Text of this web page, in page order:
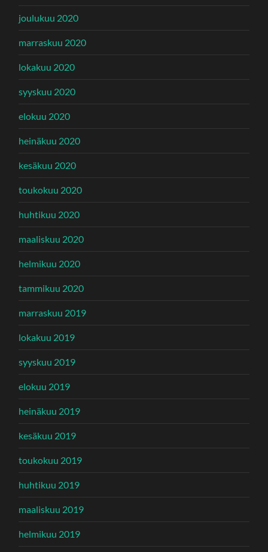
joulukuu 2020
marraskuu 2020
lokakuu 2020
syyskuu 2020
elokuu 2020
heinäkuu 2020
kesäkuu 2020
toukokuu 2020
huhtikuu 2020
maaliskuu 2020
helmikuu 2020
tammikuu 2020
marraskuu 2019
lokakuu 2019
syyskuu 2019
elokuu 2019
heinäkuu 2019
kesäkuu 2019
toukokuu 2019
huhtikuu 2019
maaliskuu 2019
helmikuu 2019